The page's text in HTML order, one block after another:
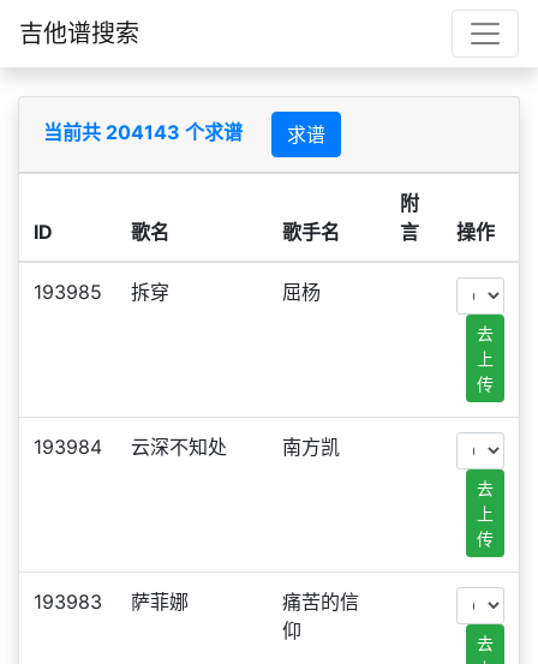
吉他谱搜索
当前共 204143 个求谱 求谱
ID 歌名 歌手名
附
言
操作
193985 拆穿 屈杨
去
上
传
193984 云深不知处 南方凯
去
上
传
193983 萨菲娜
痛苦的信
仰
去